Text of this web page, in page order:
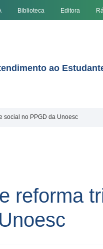
Biblioteca Editora
ao
social no PPGD da Unoesc
reforma